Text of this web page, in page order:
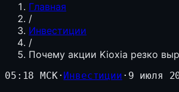
Главная
/
Инвестиции
/
Почему акции Kioxia резко
05:18 МСК· Инвестиции · 9 июля